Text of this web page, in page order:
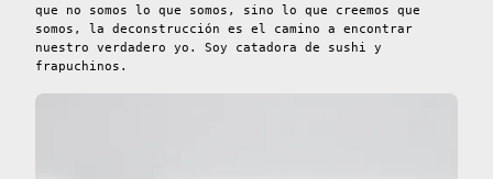
que no somos lo que somos, sino lo que creemos que
somos, la deconstrucción es el camino a encontrar
nuestro verdadero yo. Soy catadora de sushi y
frapuchinos.